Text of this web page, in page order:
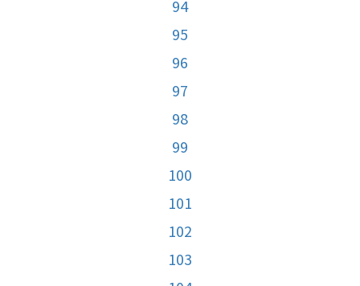
94
95
96
97
98
99
100
101
102
103